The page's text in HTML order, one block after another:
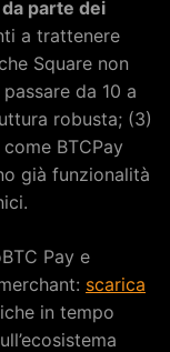
parte dei
a trattenere
Square non
da 10 a
robusta; (3)
BTCPay
già funzionalità
Pay e
scarica
in tempo